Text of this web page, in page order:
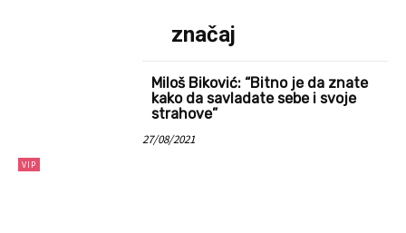
značaj
VIP
Miloš Biković: “Bitno je da znate
kako da savladate sebe i svoje
strahove”
27/08/2021